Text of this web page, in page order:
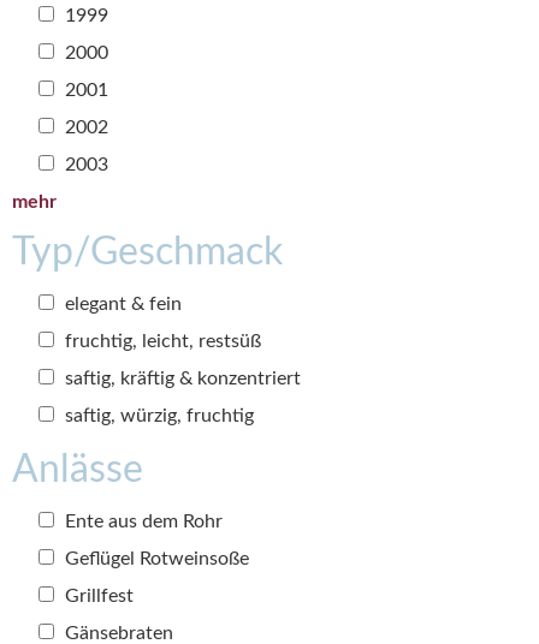
1999
2000
2001
2002
2003
mehr
Typ/Geschmack
elegant & fein
fruchtig, leicht, restsüß
saftig, kräftig & konzentriert
saftig, würzig, fruchtig
Anlässe
Ente aus dem Rohr
Geflügel Rotweinsoße
Grillfest
Gänsebraten